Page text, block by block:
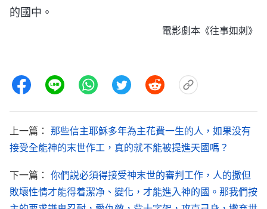
的國中。
電影劇本《往事如刺》
上一篇： 那些信主耶穌多年為主花費一生的人，如果没有
接受全能神的末世作工，真的就不能被提進天國嗎？
下一篇： 你們説必須得接受神末世的審判工作，人的撒但
敗壞性情才能得着潔净、變化，才能進入神的國。那我們按